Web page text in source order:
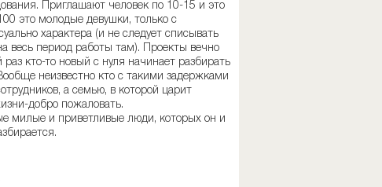
Приглашают человек по 10-15 и это
это молодые девушки, только с
характера (и не следует списывать
весь период работы там). Проекты вечно
кто-то новый с нуля начинает разбирать
неизвестно кто с такими задержками
а семью, в которой царит
добро пожаловать.
милые и приветливые люди, которых он и